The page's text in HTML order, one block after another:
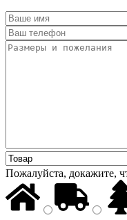
Пожалуйста, докажите,